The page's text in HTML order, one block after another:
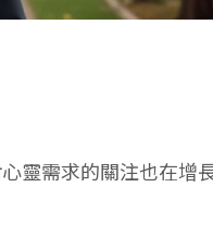
靈需求的關注也在增